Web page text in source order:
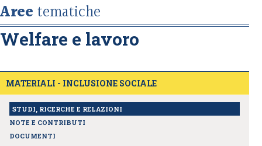
Areetematiche
Welfare e lavoro
MATERIALI - INCLUSIONE SOCIALE
STUDI, RICERCHE E RELAZIONI
NOTE E CONTRIBUTI
DOCUMENTI